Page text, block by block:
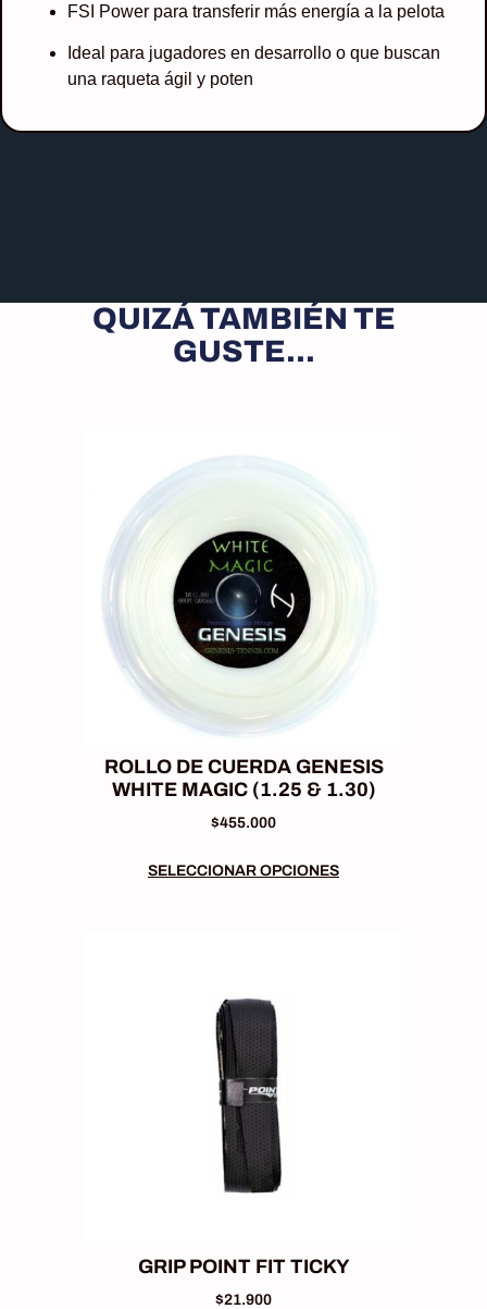
FSI Power para transferir más energía a la pelota
Ideal para jugadores en desarrollo o que buscan
una raqueta ágil y poten
QUIZÁ TAMBIÉN TE
GUSTE...
ROLLO DE CUERDA GENESIS
WHITE MAGIC (1.25 & 1.30)
$455.000
SELECCIONAR OPCIONES
GRIP POINT FIT TICKY
$21.900